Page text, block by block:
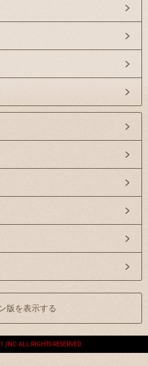
版を表示する
,INC.ALL RIGHTS RESERVED.